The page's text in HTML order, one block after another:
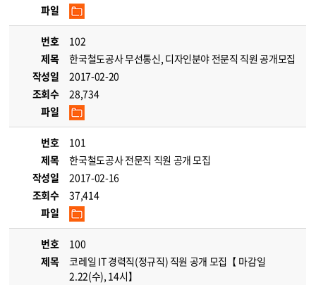
파일
번호
102
제목
한국철도공사 무선통신, 디자인분야 전문직 직원 공개모집
작성일
2017-02-20
조회수
28,734
파일
번호
101
제목
한국철도공사 전문직 직원 공개 모집
작성일
2017-02-16
조회수
37,414
파일
번호
100
제목
코레일 IT 경력직(정규직) 직원 공개 모집【 마감일
2.22(수), 14시】